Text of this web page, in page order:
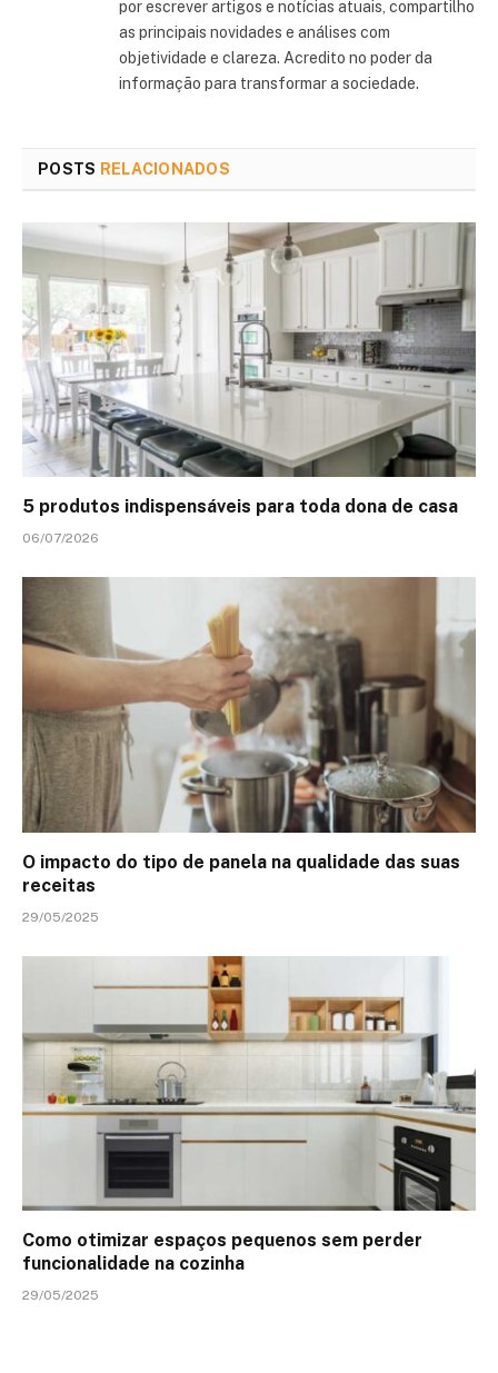
por escrever artigos e notícias atuais, compartilho
as principais novidades e análises com
objetividade e clareza. Acredito no poder da
informação para transformar a sociedade.
POSTS RELACIONADOS
5 produtos indispensáveis para toda dona de casa
06/07/2026
O impacto do tipo de panela na qualidade das suas
receitas
29/05/2025
Como otimizar espaços pequenos sem perder
funcionalidade na cozinha
29/05/2025